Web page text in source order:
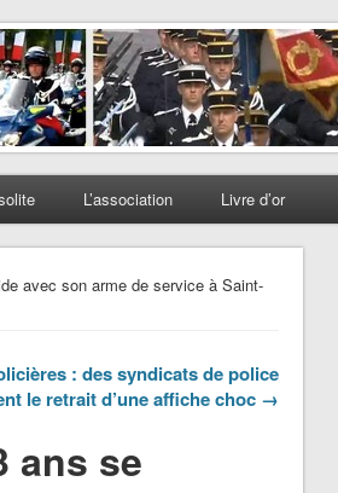
L’association Livre d’or
avec son arme de service à Saint-
: des syndicats de police
le retrait d’une affiche choc →
ans se